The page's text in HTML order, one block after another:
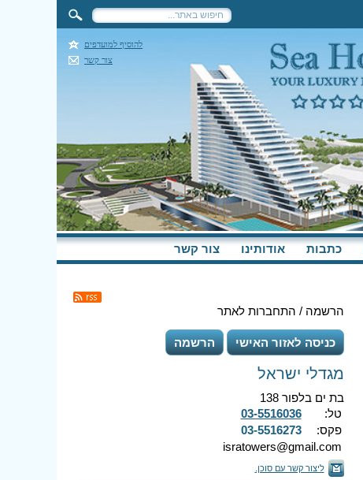
להוסיף למועדפים
צור קשר
כתבות אודותינו צור קשר
הרשמה / התחברות לאתר
כניסה לאזור האישי הרשמה
מגדלי ישראל
בת ים בלפור 138
טל:
03-5516036
פקס:
03-5516273
isratowers@gmail.com
ליצור קשר עם סוכן.